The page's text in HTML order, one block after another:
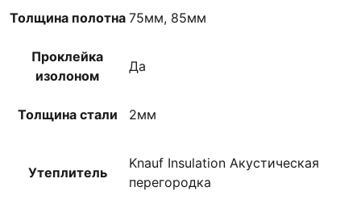
Толщина полотна 75мм, 85мм
Проклейка
изолоном
Да
Толщина стали 2мм
Утеплитель
Knauf Insulation Акустическая
перегородка